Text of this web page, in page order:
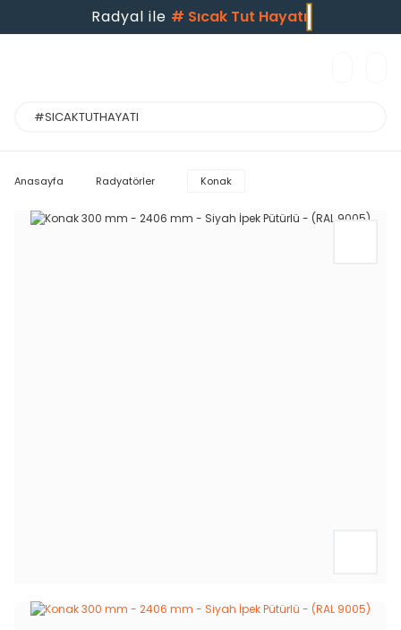
Radyal ile # Sıcak Tut Hayatı
Anasayfa Radyatörler Konak